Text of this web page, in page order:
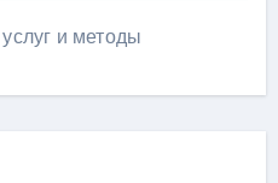
и методы